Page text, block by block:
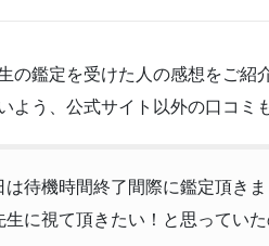
の鑑定を受けた人の感想をご紹
よう、公式サイト以外の口コミ
は待機時間終了間際に鑑定頂き
生に視て頂きたい！と思ってい